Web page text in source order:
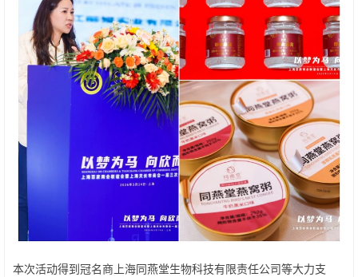
本次活动得到冠名商上海同燕堂生物科技有限责任公司等大力支